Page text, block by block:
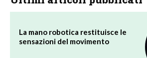
La mano robotica restituisce le
sensazioni del movimento